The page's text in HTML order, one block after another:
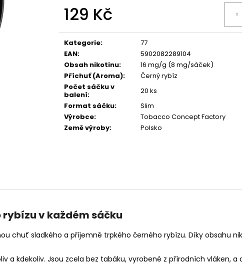
129 Kč
cena:
Kategorie:
77
EAN:
5902082289104
Obsah nikotinu:
16 mg/g (8 mg/sáček)
Příchuť (Aroma):
Černý rybíz
Počet sáčku v
balení:
20 ks
Format sáčku:
Slim
Výrobce:
Tobacco Concept Factory
Země výroby: Polsko
v každém sáčku
chuť sladkého a příjemně trpkého černého rybízu. Díky obsahu
a kdekoliv. Jsou zcela bez tabáku, vyrobené z přírodních vláken, a
79 Kč